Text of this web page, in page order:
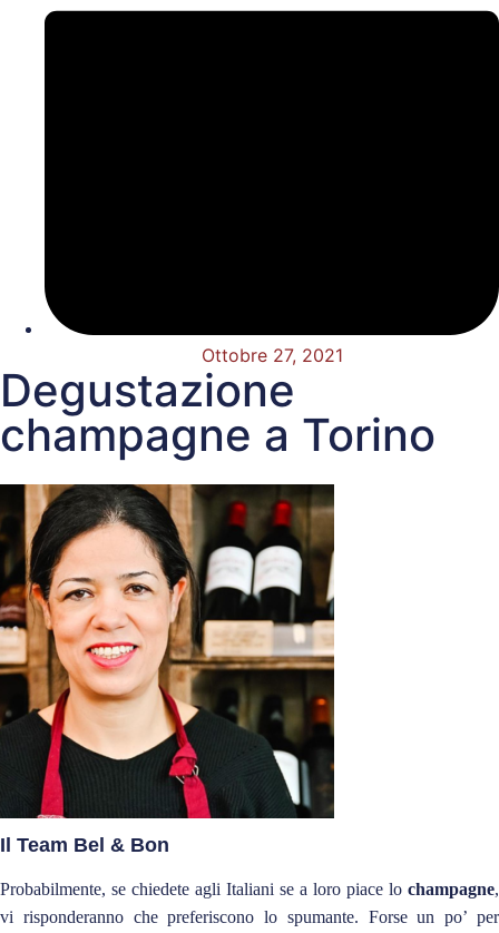
Ottobre 27, 2021
Degustazione
champagne a Torino
Il Team Bel & Bon
Probabilmente, se chiedete agli Italiani se a loro piace lo champagne,
vi risponderanno che preferiscono lo spumante. Forse un po’ per